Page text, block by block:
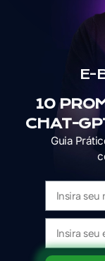
E-
10
CHAT-
Guia